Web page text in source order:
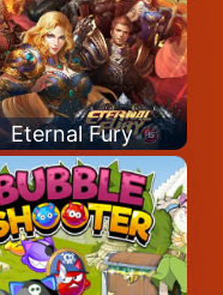
Eternal Fury